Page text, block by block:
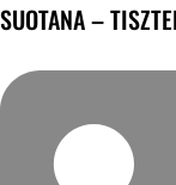
SUOTANA –